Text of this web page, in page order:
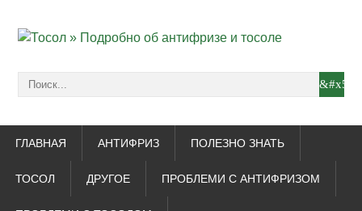
ГЛАВНАЯ АНТИФРИЗ ПОЛЕЗНО ЗНАТЬ
ТОСОЛ ДРУГОЕ ПРОБЛЕМИ С АНТИФРИЗОМ